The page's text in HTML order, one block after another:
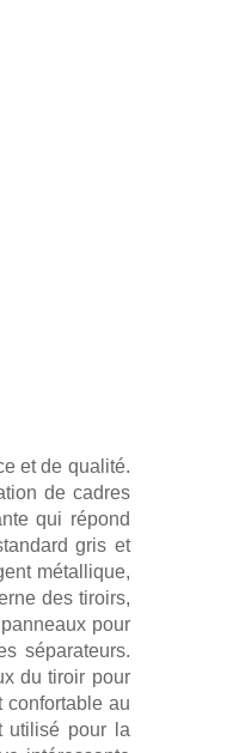
et de qualité.
de cadres
qui répond
gris et
métallique,
des tiroirs,
pour
séparateurs.
du tiroir pour
confortable au
utilisé pour la